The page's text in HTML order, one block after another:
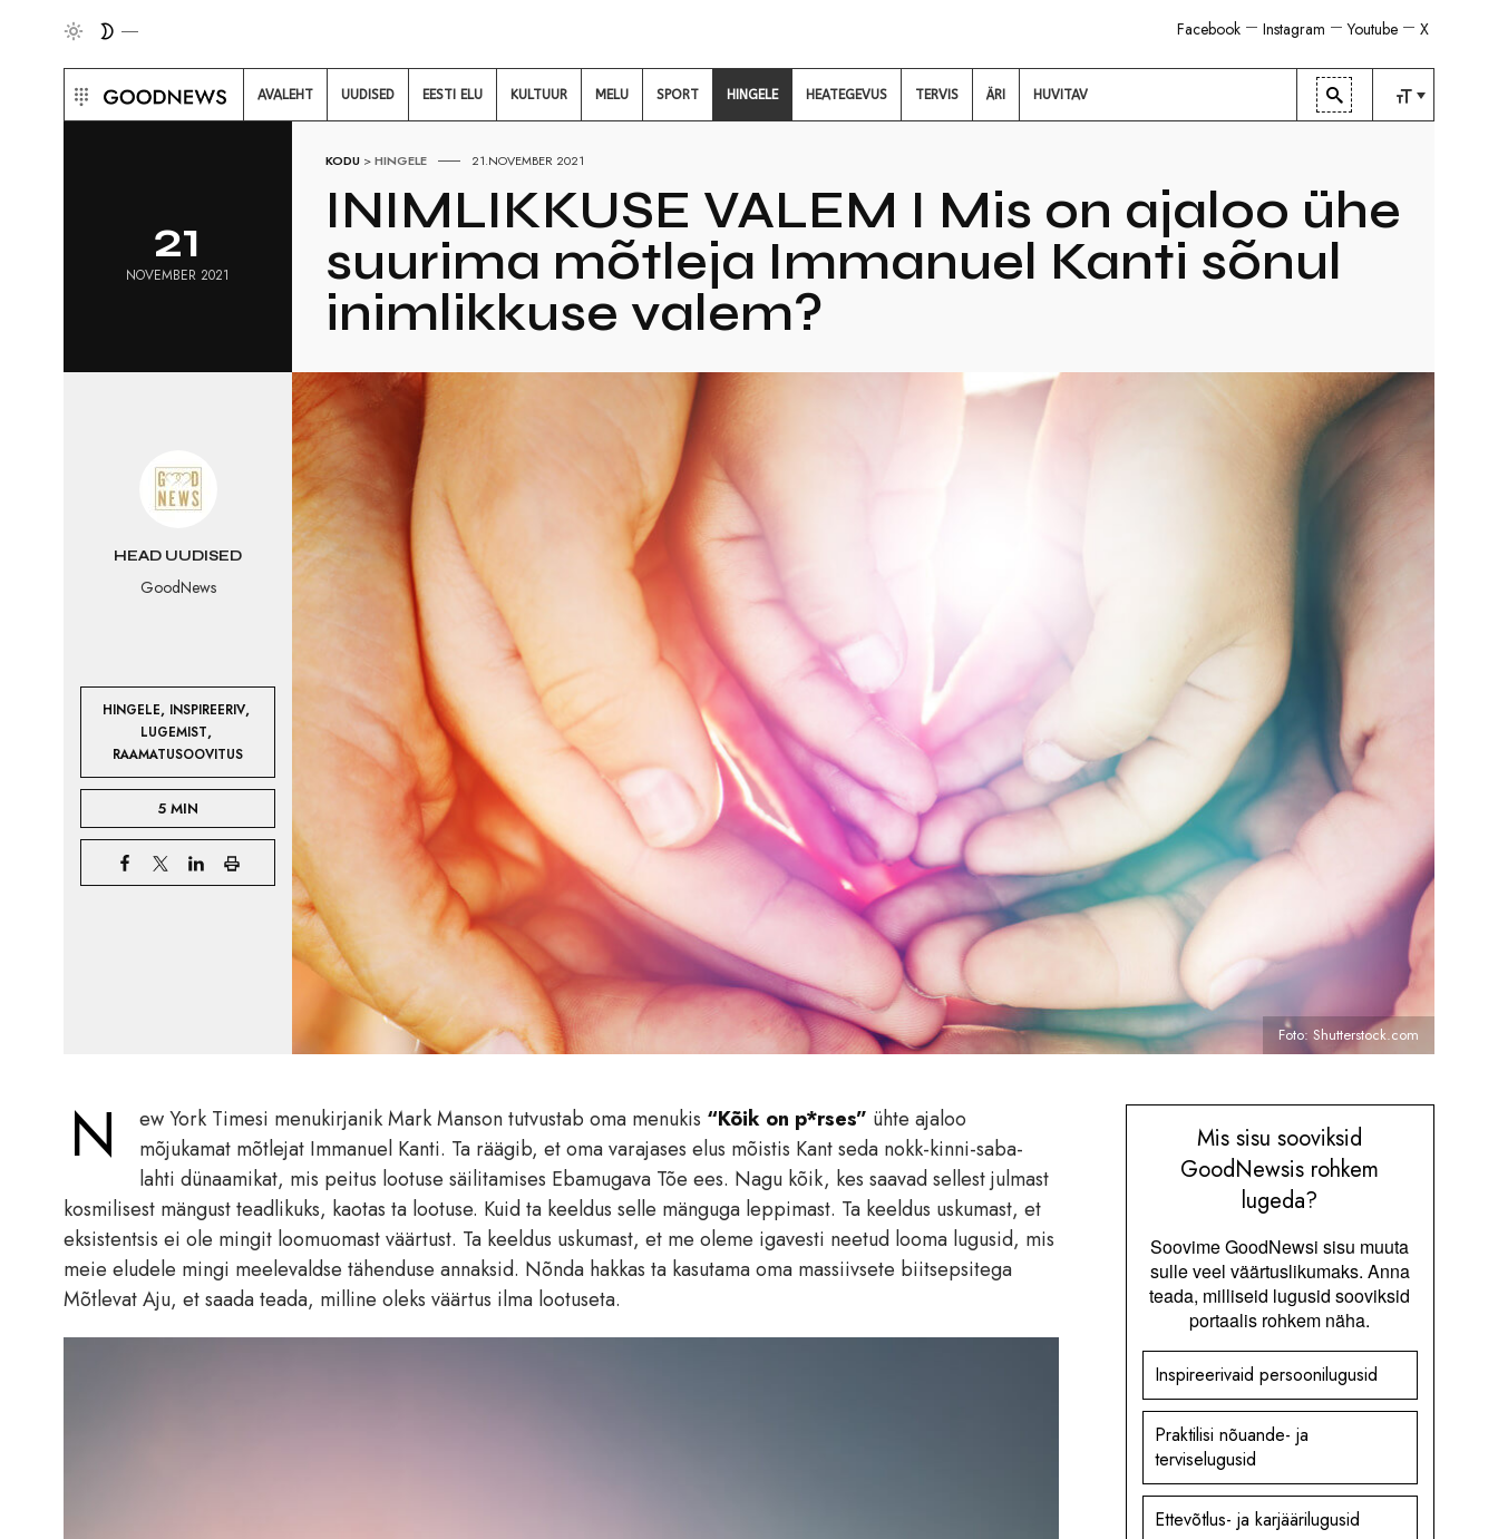
X
Youtube
Instagram
Facebook
AVALEHT UUDISED EESTI ELU KULTUUR MELU SPORT HINGELE HEATEGEVUS TERVIS ÄRI HUVITAV
21
NOVEMBER 2021
KODU >HINGELE 21.NOVEMBER 2021
INIMLIKKUSE VALEM I Mis on ajaloo ühe
suurima mõtleja Immanuel Kanti sõnul
inimlikkuse valem?
HEAD UUDISED
GoodNews
HINGELE, INSPIREERIV,
LUGEMIST,
RAAMATUSOOVITUS
5 MIN
Foto: Shutterstock.com
N ew York Timesi menukirjanik Mark Manson tutvustab oma menukis “Kõik on p*rses” ühte ajaloo
mõjukamat mõtlejat Immanuel Kanti. Ta räägib, et oma varajases elus mõistis Kant seda nokk-kinni-saba-
lahti dünaamikat, mis peitus lootuse säilitamises Ebamugava Tõe ees. Nagu kõik, kes saavad sellest julmast
kosmilisest mängust teadlikuks, kaotas ta lootuse. Kuid ta keeldus selle mänguga leppimast. Ta keeldus uskumast, et
eksistentsis ei ole mingit loomuomast väärtust. Ta keeldus uskumast, et me oleme igavesti neetud looma lugusid, mis
meie eludele mingi meelevaldse tähenduse annaksid. Nõnda hakkas ta kasutama oma massiivsete biitsepsitega
Mõtlevat Aju, et saada teada, milline oleks väärtus ilma lootuseta.
Mis sisu sooviksid
GoodNewsis rohkem
lugeda?
Soovime GoodNewsi sisu muuta
sulle veel väärtuslikumaks. Anna
teada, milliseid lugusid sooviksid
portaalis rohkem näha.
Inspireerivaid persoonilugusid
Praktilisi nõuande- ja
terviselugusid
Ettevõtlus- ja karjäärilugusid